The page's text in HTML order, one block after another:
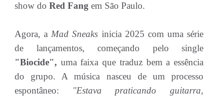
show do Red Fang em São Paulo.
Agora, a Mad Sneaks inicia 2025 com uma série
de lançamentos, começando pelo single
"Biocide", uma faixa que traduz bem a essência
do grupo. A música nasceu de um processo
espontâneo: "Estava praticando guitarra,